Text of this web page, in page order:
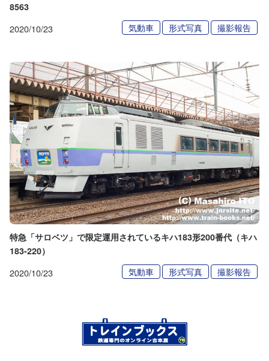
8563
2020/10/23 気動車 形式写真 撮影報告
特急「サロベツ」で限定運用されているキハ183形200番代（キハ
183-220）
2020/10/23 気動車 形式写真 撮影報告